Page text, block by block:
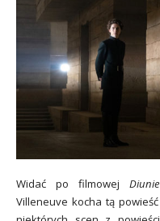
Widać po filmowej
Villeneuve kocha tą